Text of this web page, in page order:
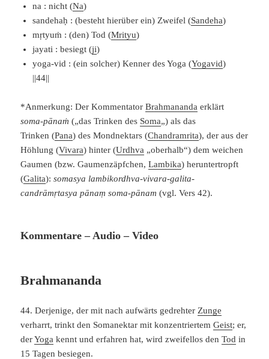
na : nicht (Na)
sandehaḥ : (besteht hierüber ein) Zweifel (Sandeha)
mṛtyuṁ : (den) Tod (Mrityu)
jayati : besiegt (ji)
yoga-vid : (ein solcher) Kenner des Yoga (Yogavid)
||44||
*Anmerkung: Der KommentatorBrahmananda erklärt
soma-pānaṁ („das Trinken des Soma„) als das
Trinken (Pana) des Mondnektars (Chandramrita), der aus der
Höhlung (Vivara) hinter (Urdhva „oberhalb“) dem weichen
Gaumen (bzw. Gaumenzäpfchen,Lambika) heruntertropft
(Galita):somasya lambikordhva-vivara-galita-
candrāmṛtasya pānaṃ soma-pānam(vgl. Vers 42).
Kommentare – Audio – Video
Brahmananda
44. Derjenige, der mit nach aufwärts gedrehter Zunge
verharrt, trinkt den Somanektar mit konzentriertemGeist; er,
derYoga kennt und erfahren hat, wird zweifellos denTod in
15 Tagen besiegen.